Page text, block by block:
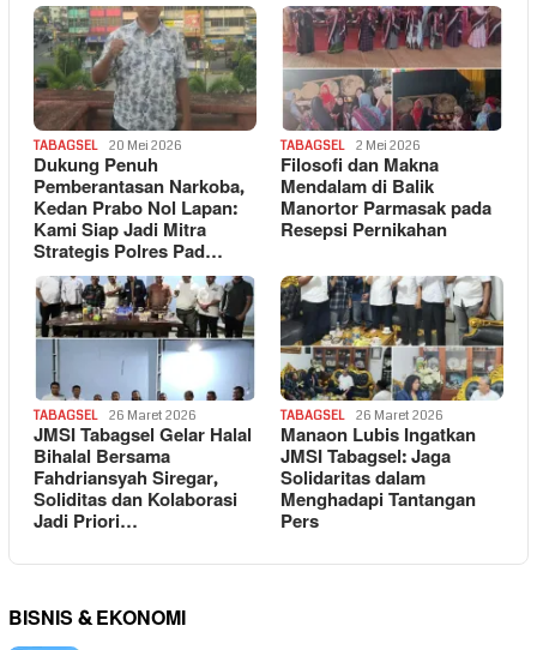
TABAGSEL 20 Mei 2026
Dukung Penuh
Pemberantasan Narkoba,
Kedan Prabo Nol Lapan:
Kami Siap Jadi Mitra
Strategis Polres Pad…
TABAGSEL 2 Mei 2026
Filosofi dan Makna
Mendalam di Balik
Manortor Parmasak pada
Resepsi Pernikahan
TABAGSEL 26 Maret 2026
JMSI Tabagsel Gelar Halal
Bihalal Bersama
Fahdriansyah Siregar,
Soliditas dan Kolaborasi
Jadi Priori…
TABAGSEL 26 Maret 2026
Manaon Lubis Ingatkan
JMSI Tabagsel: Jaga
Solidaritas dalam
Menghadapi Tantangan
Pers
BISNIS & EKONOMI